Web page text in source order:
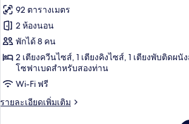
ห้อง
นอน
(Terrace
Level
#1201B)
ทั้งหมด
ของ
ดี
ลัก
ซ์
92 ตารางเมตร
2 ห้องนอน
พักได้ 8 คน
2 เตียงควีนไซส์, 1 เตียงคิงไซส์, 1 เตียงพับติดผนั
โซฟาเบดสำหรับสองท่าน
Wi-Fi ฟรี
รายละเอียดเพิ่มเติม
ราย